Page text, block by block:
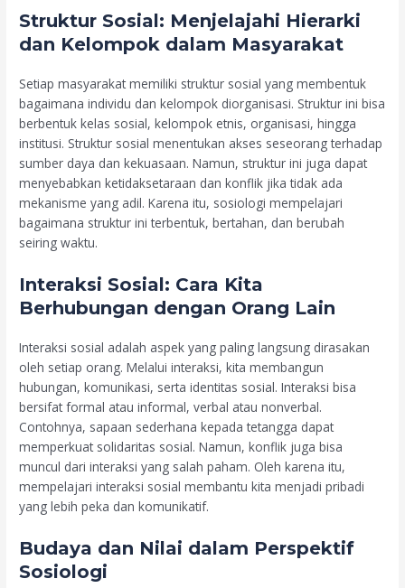
Struktur Sosial: Menjelajahi Hierarki
dan Kelompok dalam Masyarakat
Setiap masyarakat memiliki struktur sosial yang membentuk
bagaimana individu dan kelompok diorganisasi. Struktur ini bisa
berbentuk kelas sosial, kelompok etnis, organisasi, hingga
institusi. Struktur sosial menentukan akses seseorang terhadap
sumber daya dan kekuasaan. Namun, struktur ini juga dapat
menyebabkan ketidaksetaraan dan konflik jika tidak ada
mekanisme yang adil. Karena itu, sosiologi mempelajari
bagaimana struktur ini terbentuk, bertahan, dan berubah
seiring waktu.
Interaksi Sosial: Cara Kita
Berhubungan dengan Orang Lain
Interaksi sosial adalah aspek yang paling langsung dirasakan
oleh setiap orang. Melalui interaksi, kita membangun
hubungan, komunikasi, serta identitas sosial. Interaksi bisa
bersifat formal atau informal, verbal atau nonverbal.
Contohnya, sapaan sederhana kepada tetangga dapat
memperkuat solidaritas sosial. Namun, konflik juga bisa
muncul dari interaksi yang salah paham. Oleh karena itu,
mempelajari interaksi sosial membantu kita menjadi pribadi
yang lebih peka dan komunikatif.
Budaya dan Nilai dalam Perspektif
Sosiologi